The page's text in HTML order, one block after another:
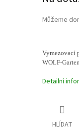
Můžeme
Vymezovací
WOLF-
Detailní
HLÍDAT